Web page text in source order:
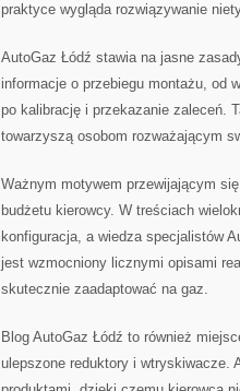
praktyce wygląda rozwiązywanie
AutoGaz Łódź stawia na jasne
informacje o przebiegu montażu, od
po kalibrację i przekazanie zaleceń.
towarzyszą osobom rozważającym
Ważnym motywem przewijającym
budżetu kierowcy. W treściach
konfiguracja, a wiedza specjalistów
jest wzmocniony licznymi opisami
skutecznie zaadaptować na gaz.
Blog AutoGaz Łódź to również
ulepszone reduktory i wtryskiwacze.